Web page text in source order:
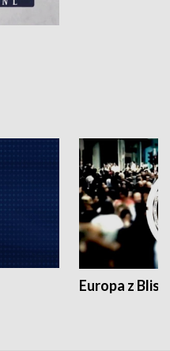
Europa z